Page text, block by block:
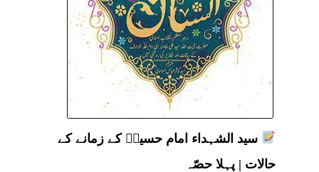
سید الشہداء امام حسینؑ کے زمانے کے
حالات | پہلا حصّہ